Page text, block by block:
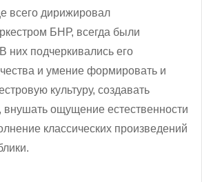
всего дирижировал
БНР, всегда были
них подчеркивались его
и умение формировать и
культуру, создавать
внушать ощущение естественности
классических произведений